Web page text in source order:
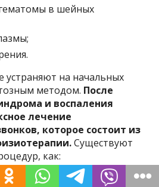
в шейных
устраняют на начальных
методом. После
и воспаления
лечение
которое состоит из
Существуют
как: